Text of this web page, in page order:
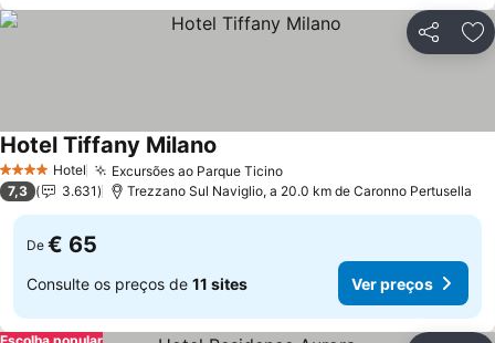
Partilhar
4 EstrelasHotel Excursões ao Parque TicinoVer preços
Hotel Tiffany Milano
7,3 3.631 Trezzano Sul Naviglio, a 20.0 km de Caronno Pertusella
De € 65
Consulte os preços de 11 sites Ver preços